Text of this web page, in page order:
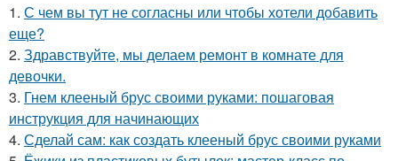
1. С чем вы тут не согласны или чтобы хотели добавить
еще?
2. Здравствуйте, мы делаем ремонт в комнате для
девочки.
3. Гнем клееный брус своими руками: пошаговая
инструкция для начинающих
4. Сделай сам: как создать клееный брус своими руками